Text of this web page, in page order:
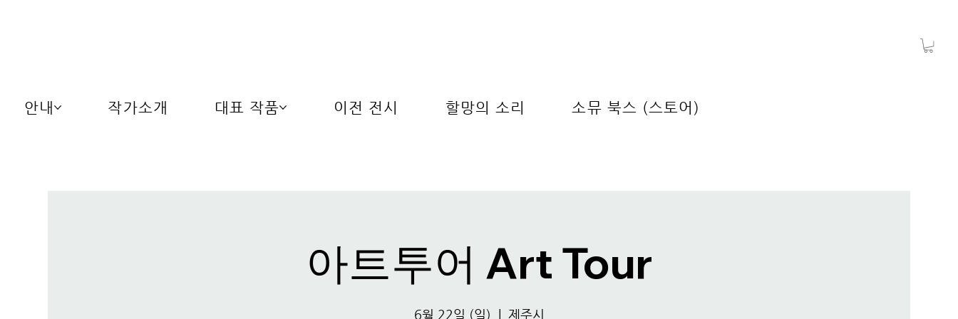
안내 작가소개 대표 작품 이전 전시 할망의 소리 소뮤 북스 (스토어)
아트투어 Art Tour
6월 22일 (일) 제주시